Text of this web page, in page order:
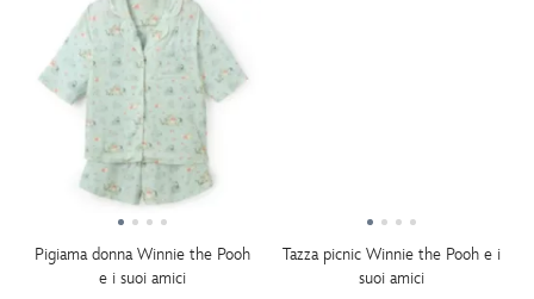
Pigiama donna Winnie the Pooh
e i suoi amici
Tazza picnic Winnie the Pooh e i
suoi amici